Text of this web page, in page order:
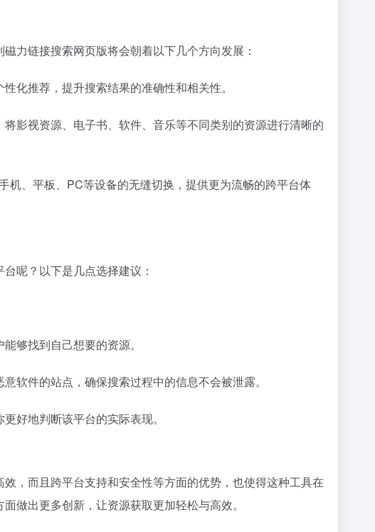
力链接搜索网页版将会朝着以下几个方向发展：
化推荐，提升搜索结果的准确性和相关性。
影视资源、电子书、软件、音乐等不同类别的资源进行清晰的
机、平板、PC等设备的无缝切换，提供更为流畅的跨平台体
呢？以下是几点选择建议：
够找到自己想要的资源。
软件的站点，确保搜索过程中的信息不会被泄露。
好地判断该平台的实际表现。
，而且跨平台支持和安全性等方面的优势，也使得这种工具在
做出更多创新，让资源获取更加轻松与高效。